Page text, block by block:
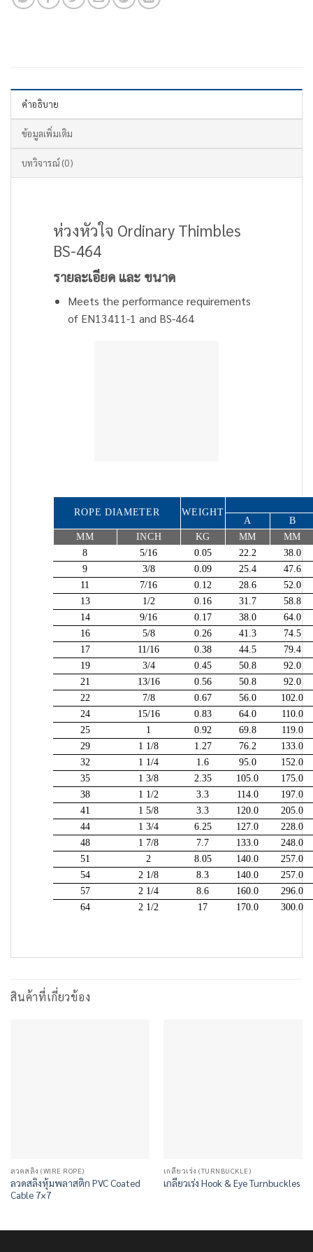
คำอธิบาย
ข้อมูลเพิ่มเติม
บทวิจารณ์ (0)
ห่วงหัวใจ Ordinary Thimbles
BS-464
รายละเอียด และ ขนาด
Meets the performance requirements
of EN13411-1 and BS-464
ROPE DIAMETER
WEIGHT
A
B
MM
INCH KG MM
MM
8
5/16 0.05 22.2
38.0
9
3/8 0.09 25.4
47.6
11
7/16 0.12 28.6
52.0
13
1/2 0.16 31.7
58.8
14
9/16 0.17 38.0
64.0
16
5/8 0.26 41.3
74.5
17
11/16 0.38 44.5
79.4
19
3/4 0.45 50.8
92.0
21
13/16 0.56 50.8
92.0
22
7/8 0.67 56.0
102.0
24
15/16 0.83 64.0
110.0
25
1 0.92 69.8
119.0
29
1 1/8 1.27 76.2
133.0
32
1 1/4 1.6 95.0
152.0
35
1 3/8 2.35 105.0
175.0
38
1 1/2 3.3 114.0
197.0
41
1 5/8 3.3 120.0
205.0
44
1 3/4 6.25 127.0
228.0
48
1 7/8 7.7 133.0
248.0
51
2 8.05 140.0
257.0
54
2 1/8 8.3 140.0
257.0
57
2 1/4 8.6 160.0
296.0
64
2 1/2 17 170.0 300.0
สินค้าที่เกี่ยวข้อง
ลวดสลิง (WIRE ROPE)
ลวดสลิงหุ้มพลาสติก PVC Coated
Cable 7×7
เกลียวเร่ง (TURNBUCKLE)
เกลียวเร่ง Hook & Eye Turnbuckles